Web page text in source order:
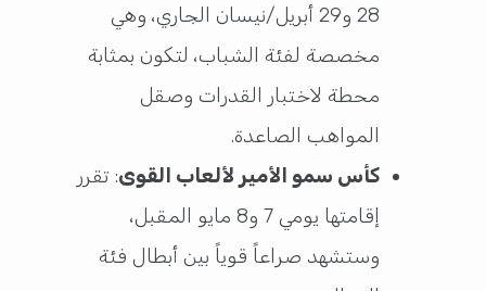
28 و29 أبريل/نيسان الجاري، وهي
مخصصة لفئة الشباب، لتكون بمثابة
محطة لاختبار القدرات وصقل
المواهب الصاعدة.
كأس سمو الأمير لألعاب القوى: تقرر
إقامتها يومي 7 و8 مايو المقبل،
وستشهد صراعاً قوياً بين أبطال فئة